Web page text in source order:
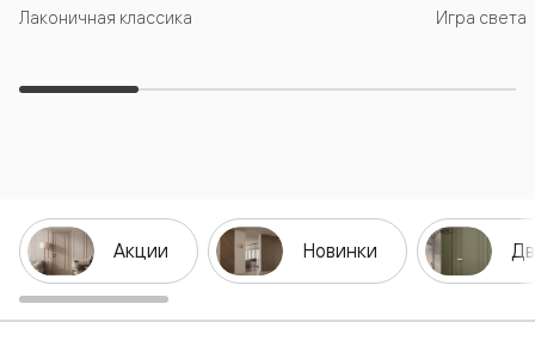
Лаконичная классика Игра света
Акции Новинки